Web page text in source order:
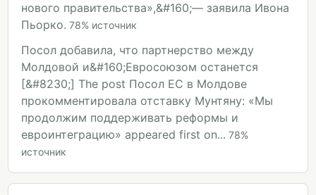
нового правительства»,&#160;— заявила Ивона
Пьорко. 78% источник
Посол добавила, что партнерство между
Молдовой и&#160;Евросоюзом останется
[&#8230;] The post Посол ЕС в Молдове
прокомментировала отставку Мунтяну: «Мы
продолжим поддерживать реформы и
евроинтеграцию» appeared first on... 78%
источник